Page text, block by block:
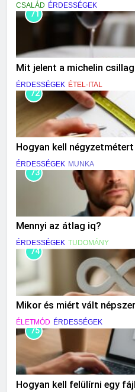
CSALÁD ÉRDESSÉGEK
71
Mit jelent a michelin
ÉRDESSÉGEK ÉTEL-ITAL
72
Hogyan kell
ÉRDESSÉGEK MUNKA
73
Mennyi az átlag iq?
ÉRDESSÉGEK TUDOMÁNY
74
Mikor és miért vált
ÉLETMÓD ÉRDESSÉGEK
75
Hogyan kell felülírni egy